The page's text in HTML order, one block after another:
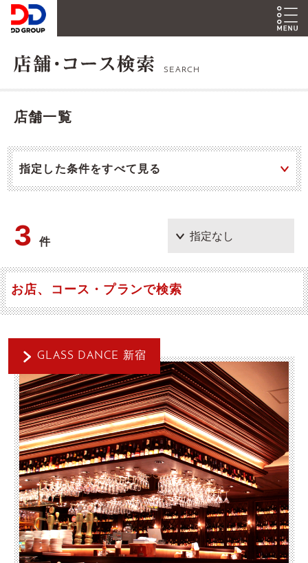
SEARCH
店舗一覧
指定した条件をすべて見る
3件
お店、コース・プランで検索
GLASS DANCE 新宿